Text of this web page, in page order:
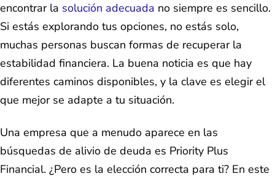
encontrar la solución adecuada no siempre es sencillo.
Si estás explorando tus opciones, no estás solo,
muchas personas buscan formas de recuperar la
estabilidad financiera. La buena noticia es que hay
diferentes caminos disponibles, y la clave es elegir el
que mejor se adapte a tu situación.
Una empresa que a menudo aparece en las
búsquedas de alivio de deuda es Priority Plus
Financial. ¿Pero es la elección correcta para ti? En este